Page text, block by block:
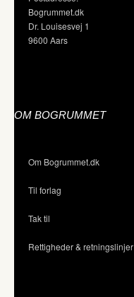
Bogrummet.dk
Dr. Louisesvej 1
9600 Aars
OM BOGRUMMET
Om Bogrummet.dk
Til forlag
Tak til
Rettigheder & retningslinjer